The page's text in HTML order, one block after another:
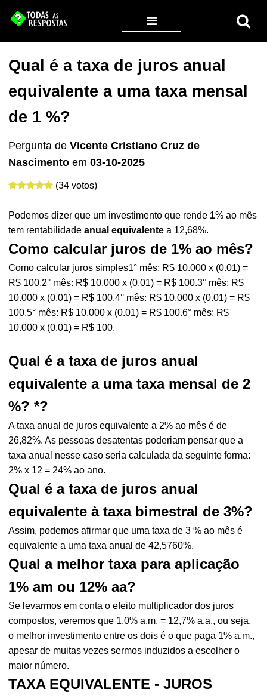
Qual é a taxa de juros anual
equivalente a uma taxa mensal
de 1 %?
Pergunta deVicente Cristiano Cruz de
Nascimento em03-10-2025
(34 votos)
Podemos dizer que um investimento que rende 1% ao mês
tem rentabilidadeanual equivalente a 12,68%.
Como calcular juros de 1% ao mês?
Como calcular juros simples1° mês: R$ 10.000 x (0.01) =
R$ 100.2° mês: R$ 10.000 x (0.01) = R$ 100.3° mês: R$
10.000 x (0.01) = R$ 100.4° mês: R$ 10.000 x (0.01) = R$
100.5° mês: R$ 10.000 x (0.01) = R$ 100.6° mês: R$
10.000 x (0.01) = R$ 100.
Qual é a taxa de juros anual
equivalente a uma taxa mensal de 2
%? *?
A taxa anual de juros equivalente a 2% ao mês é de
26,82%. As pessoas desatentas poderiam pensar que a
taxa anual nesse caso seria calculada da seguinte forma:
2% x 12 = 24% ao ano.
Qual é a taxa de juros anual
equivalente à taxa bimestral de 3%?
Assim, podemos afirmar que uma taxa de 3 % ao mês é
equivalente a uma taxa anual de 42,5760%.
Qual a melhor taxa para aplicação
1% am ou 12% aa?
Se levarmos em conta o efeito multiplicador dos juros
compostos, veremos que 1,0% a.m. = 12,7% a.a., ou seja,
o melhor investimento entre os dois é o que paga 1% a.m.,
apesar de muitas vezes sermos induzidos a escolher o
maior número.
TAXA EQUIVALENTE - JUROS